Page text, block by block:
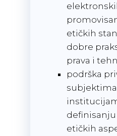
etičkih
dobre
prava i
podrška
etičkih